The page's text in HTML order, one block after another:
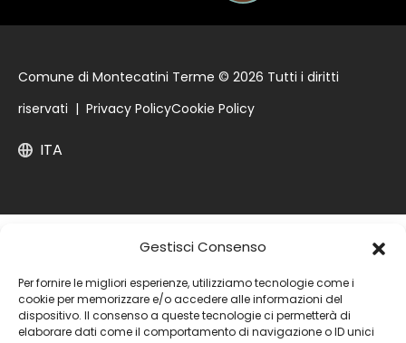
Gestisci Consenso
Per fornire le migliori esperienze, utilizziamo tecnologie come i
cookie per memorizzare e/o accedere alle informazioni del
dispositivo. Il consenso a queste tecnologie ci permetterà di
elaborare dati come il comportamento di navigazione o ID unici
Comune di Montecatini Terme © 2026 Tutti i diritti
riservati | Privacy PolicyCookie Policy
ITA